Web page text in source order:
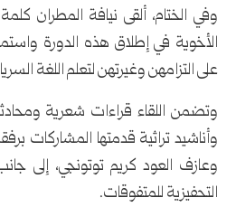
وفي الختام، ألقى نيافة المطران
الأخوية في إطلاق هذه الدورة
على التزامهن وغيرتهن لتعلم اللغة
وتضمن اللقاء قراءات شعرية ومحادثة
وأناشيد تراثية قدمتها المشاركات
وعازف العود كريم توتونجي، إلى
التحفيزية للمتفوقات.